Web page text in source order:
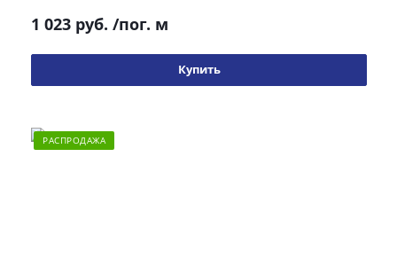
1 023 руб. /пог. м
Купить
РАСПРОДАЖА